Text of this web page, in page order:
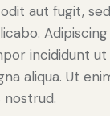
aut fugit,
incididunt
aliqua. Ut
nostrud.